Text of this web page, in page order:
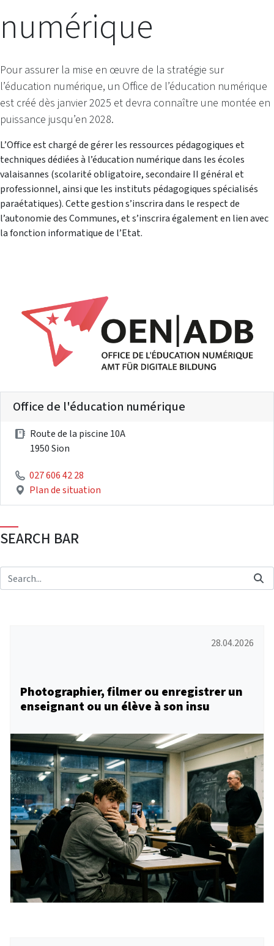
numérique
Pour assurer la mise en œuvre de la stratégie sur
l’éducation numérique, un Office de l’éducation numérique
est créé dès janvier 2025 et devra connaître une montée en
puissance jusqu’en 2028.
L’Office est chargé de gérer les ressources pédagogiques et
techniques dédiées à l’éducation numérique dans les écoles
valaisannes (scolarité obligatoire, secondaire II général et
professionnel, ainsi que les instituts pédagogiques spécialisés
paraétatiques). Cette gestion s’inscrira dans le respect de
l’autonomie des Communes, et s’inscrira également en lien avec
la fonction informatique de l’Etat.
Office de l'éducation numérique
Route de la piscine 10A
1950 Sion
027 606 42 28
Plan de situation
SEARCH BAR
28.04.2026
Photographier, filmer ou enregistrer un
enseignant ou un élève à son insu